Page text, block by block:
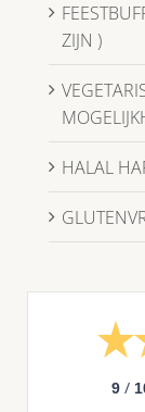
ZIJN )
HALAL
9 /